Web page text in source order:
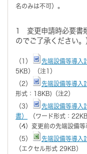
名のみは不可）。
1 変更申請時必要書
のでご了承ください。
（1） 先端設備等導入
5KB）（注1）
（2） 先端設備等導入
形式：18KB)（注2）
（3）
先端設備等導入
書）
（ワード形式：
（4）変更前の先端設備
（5）
先端設備等導入
（エクセル形式 29KB）